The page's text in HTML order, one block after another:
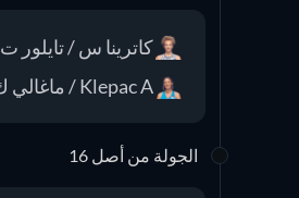
كاترينا س / تايلور ت
Klepac A / ماغالي ك
الجولة من أصل 16